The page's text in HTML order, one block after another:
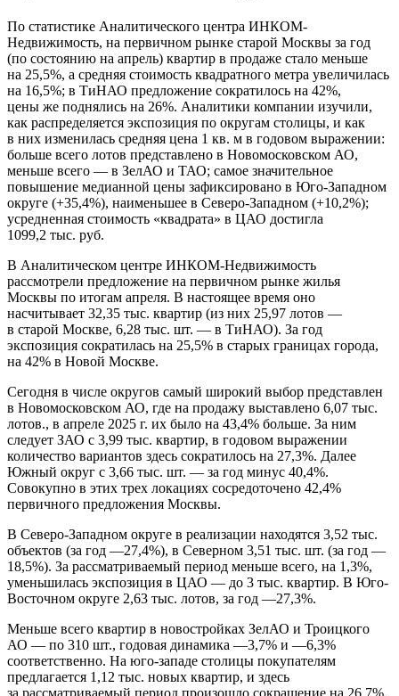
По статистике Аналитического центра ИНКОМ-
Недвижимость, на первичном рынке старой Москвы за год
(по состоянию на апрель) квартир в продаже стало меньше
на 25,5%, а средняя стоимость квадратного метра увеличилась
на 16,5%; в ТиНАО предложение сократилось на 42%,
цены же поднялись на 26%. Аналитики компании изучили,
как распределяется экспозиция по округам столицы, и как
в них изменилась средняя цена 1 кв. м в годовом выражении:
больше всего лотов представлено в Новомосковском АО,
меньше всего — в ЗелАО и ТАО; самое значительное
повышение медианной цены зафиксировано в Юго-Западном
округе (+35,4%), наименьшее в Северо-Западном (+10,2%);
усредненная стоимость «квадрата» в ЦАО достигла
1099,2 тыс. руб.
В Аналитическом центре ИНКОМ-Недвижимость
рассмотрели предложение на первичном рынке жилья
Москвы по итогам апреля. В настоящее время оно
насчитывает 32,35 тыс. квартир (из них 25,97 лотов —
в старой Москве, 6,28 тыс. шт. — в ТиНАО). За год
экспозиция сократилась на 25,5% в старых границах города,
на 42% в Новой Москве.
Сегодня в числе округов самый широкий выбор представлен
в Новомосковском АО, где на продажу выставлено 6,07 тыс.
лотов., в апреле 2025 г. их было на 43,4% больше. За ним
следует ЗАО с 3,99 тыс. квартир, в годовом выражении
количество вариантов здесь сократилось на 27,3%. Далее
Южный округ с 3,66 тыс. шт. — за год минус 40,4%.
Совокупно в этих трех локациях сосредоточено 42,4%
первичного предложения Москвы.
В Северо-Западном округе в реализации находятся 3,52 тыс.
объектов (за год —27,4%), в Северном 3,51 тыс. шт. (за год —
18,5%). За рассматриваемый период меньше всего, на 1,3%,
уменьшилась экспозиция в ЦАО — до 3 тыс. квартир. В Юго-
Восточном округе 2,63 тыс. лотов, за год —27,3%.
Меньше всего квартир в новостройках ЗелАО и Троицкого
АО — по 310 шт., годовая динамика —3,7% и —6,3%
соответственно. На юго-западе столицы покупателям
предлагается 1,12 тыс. новых квартир, и здесь
за рассматриваемый период произошло сокращение на 26,7%.